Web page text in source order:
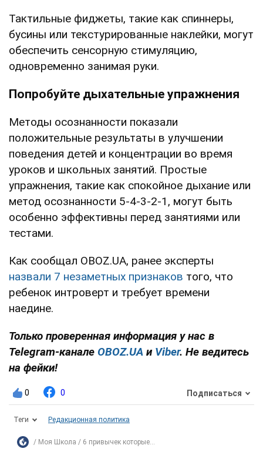
Тактильные фиджеты, такие как спиннеры,
бусины или текстурированные наклейки, могут
обеспечить сенсорную стимуляцию,
одновременно занимая руки.
Попробуйте дыхательные упражнения
Методы осознанности показали
положительные результаты в улучшении
поведения детей и концентрации во время
уроков и школьных занятий. Простые
упражнения, такие как спокойное дыхание или
метод осознанности 5-4-3-2-1, могут быть
особенно эффективны перед занятиями или
тестами.
Как сообщал OBOZ.UA, ранее эксперты
назвали 7 незаметных признаков того, что
ребенок интроверт и требует времени
наедине.
Только проверенная информация у нас в
Telegram-канале OBOZ.UA и Viber. Не ведитесь
на фейки!
0 0 Подписаться
Теги Редакционная политика
Моя Школа 6 привычек которые...